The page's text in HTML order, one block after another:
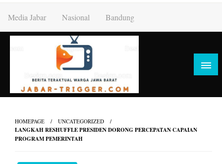
content
Media Jabar Nasional Bandung
HOMEPAGE UNCATEGORIZED
LANGKAH RESHUFFLE PRESIDEN DORONG PERCEPATAN CAPAIAN
PROGRAM PEMERINTAH